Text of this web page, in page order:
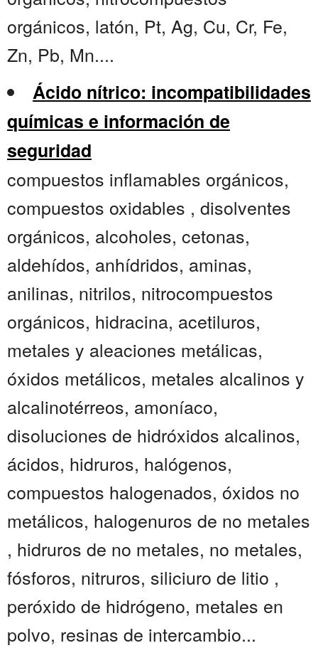
orgánicos, latón, Pt, Ag, Cu, Cr, Fe,
Zn, Pb, Mn....
Ácido nítrico: incompatibilidades
químicas e información de
seguridad
compuestos inflamables orgánicos,
compuestos oxidables , disolventes
orgánicos, alcoholes, cetonas,
aldehídos, anhídridos, aminas,
anilinas, nitrilos, nitrocompuestos
orgánicos, hidracina, acetiluros,
metales y aleaciones metálicas,
óxidos metálicos, metales alcalinos y
alcalinotérreos, amoníaco,
disoluciones de hidróxidos alcalinos,
ácidos, hidruros, halógenos,
compuestos halogenados, óxidos no
metálicos, halogenuros de no metales
, hidruros de no metales, no metales,
fósforos, nitruros, siliciuro de litio ,
peróxido de hidrógeno, metales en
polvo, resinas de intercambio...